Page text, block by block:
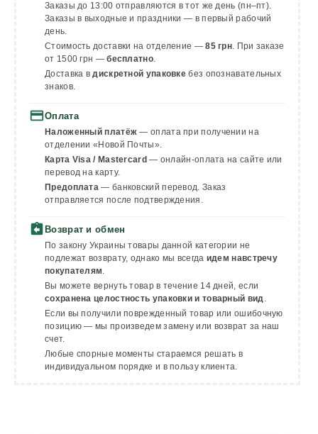
Заказы до 13:00 отправляются в тот же день (пн–пт).
Заказы в выходные и праздники — в первый рабочий
день.
Стоимость доставки на отделение —85 грн. При заказе
от 1500 грн —бесплатно.
Доставка вдискретной упаковке без опознавательных
знаков.
paymentОплата
Наложенный платёж — оплата при получении на
отделении «Новой Почты».
Карта Visa / Mastercard — онлайн-оплата на сайте или
перевод на карту.
Предоплата — банковский перевод. Заказ
отправляется после подтверждения.
assignment_return Возврат и обмен
По закону Украины товары данной категории не
подлежат возврату, однако мы всегда идем навстречу
покупателям.
Вы можете вернуть товар в течение 14 дней, если
сохранена целостность упаковки и товарный вид.
Если вы получили поврежденный товар или ошибочную
позицию — мы произведем замену или возврат за наш
счет.
Любые спорные моменты стараемся решать в
индивидуальном порядке и в пользу клиента.